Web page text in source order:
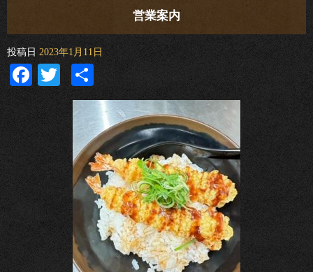
営業案内
投稿日 2023年1月11日
Facebook
Twitter
共
有